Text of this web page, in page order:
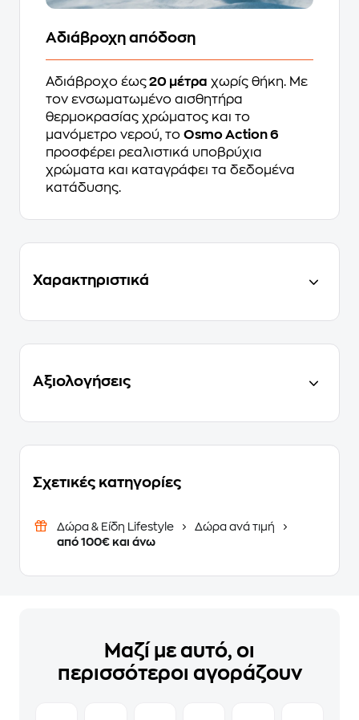
Αδιάβροχη απόδοση
Αδιάβροχο έως20 μέτρα χωρίς θήκη. Με
τον ενσωματωμένο αισθητήρα
θερμοκρασίας χρώματος και το
μανόμετρο νερού, το Osmo Action 6
προσφέρει ρεαλιστικά υποβρύχια
χρώματα και καταγράφει τα δεδομένα
κατάδυσης.
Χαρακτηριστικά
Αξιολογήσεις
Σχετικές κατηγορίες
Δώρα & Είδη Lifestyle
Δώρα ανά τιμή
από 100€ και άνω
Μαζί με αυτό, οι
περισσότεροι αγοράζουν